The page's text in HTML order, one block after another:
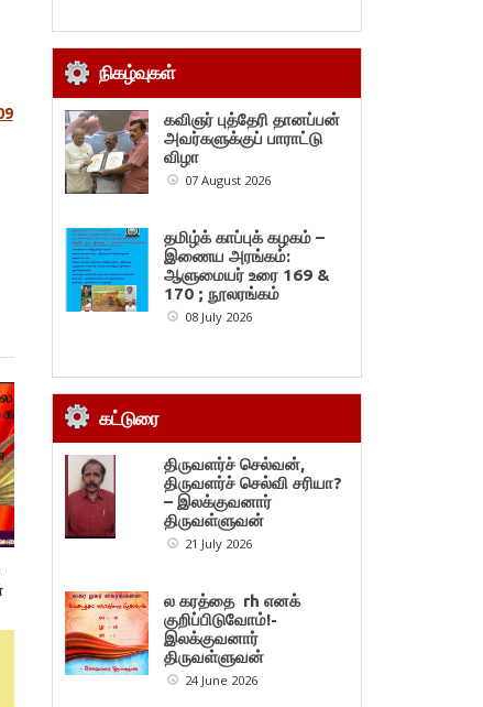
நிகழ்வுகள்
கவிஞர் புத்தேரி தானப்பன்
அவர்களுக்குப் பாராட்டு
விழா
07 August 2026
தமிழ்க் காப்புக் கழகம் –
இணைய அரங்கம்:
ஆளுமையர் உரை 169 &
170 ; நூலரங்கம்
08 July 2026
கட்டுரை
திருவளர்ச் செல்வன்,
திருவளர்ச் செல்வி சரியா?
– இலக்குவனார்
திருவள்ளுவன்
21 July 2026
ல கரத்தை rh எனக்
குறிப்பிடுவோம்!-
இலக்குவனார்
திருவள்ளுவன்
24 June 2026